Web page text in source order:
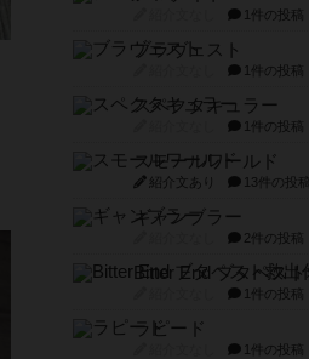
1件の投稿
ブラヴェスト
1件の投稿
スペクタキュラー
1件の投稿
スモールワールド
紹介文あり 13件の投稿
ギャンブラー
2件の投稿
1件の投稿
ラピード
1件の投稿